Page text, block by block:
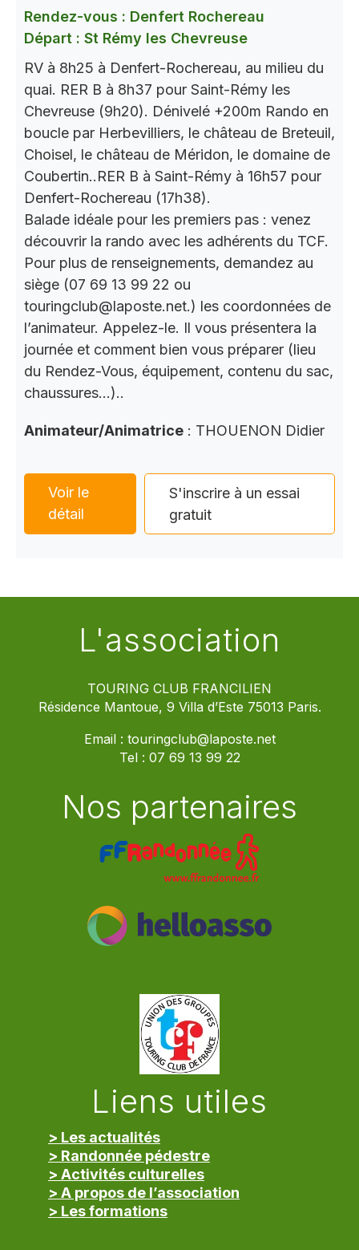
Rendez-vous : Denfert Rochereau
Départ : St Rémy les Chevreuse
RV à 8h25 à Denfert-Rochereau, au milieu du
quai. RER B à 8h37 pour Saint-Rémy les
Chevreuse (9h20). Dénivelé +200m Rando en
boucle par Herbevilliers, le château de Breteuil,
Choisel, le château de Méridon, le domaine de
Coubertin..RER B à Saint-Rémy à 16h57 pour
Denfert-Rochereau (17h38).
Balade idéale pour les premiers pas : venez
découvrir la rando avec les adhérents du TCF.
Pour plus de renseignements, demandez au
siège (07 69 13 99 22 ou
touringclub@laposte.net.) les coordonnées de
l’animateur. Appelez-le. Il vous présentera la
journée et comment bien vous préparer (lieu
du Rendez-Vous, équipement, contenu du sac,
chaussures…)..
Animateur/Animatrice : THOUENON Didier
Voir le
détail
S'inscrire à un essai
gratuit
L'association
TOURING CLUB FRANCILIEN
Résidence Mantoue, 9 Villa d’Este 75013 Paris.
Email : touringclub@laposte.net
Tel : 07 69 13 99 22
Nos partenaires
Liens utiles
> Les actualités
> Randonnée pédestre
> Activités culturelles
> A propos de l’association
> Les formations